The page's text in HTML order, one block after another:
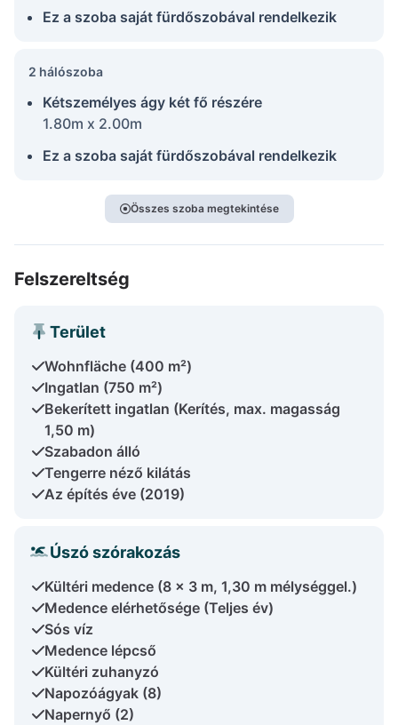
Ez a szoba saját fürdőszobával rendelkezik
2 hálószoba
Kétszemélyes ágy két fő részére
1.80m x 2.00m
Ez a szoba saját fürdőszobával rendelkezik
Összes szoba megtekintése
Felszereltség
Terület
Wohnfläche (400 m²)
Ingatlan (750 m²)
Bekerített ingatlan (Kerítés, max. magasság
1,50 m)
Szabadon álló
Tengerre néző kilátás
Az építés éve (2019)
Úszó szórakozás
Kültéri medence (8 x 3 m, 1,30 m mélységgel.)
Medence elérhetősége (Teljes év)
Sós víz
Medence lépcső
Kültéri zuhanyzó
Napozóágyak (8)
Napernyő (2)